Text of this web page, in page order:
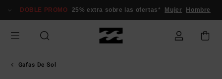
información
DOBLE PROMO 25% extra sobre las ofertas* Mujer Hombre
Gafas De Sol